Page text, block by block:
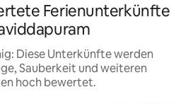
Ferienunterkünfte
Diese Unterkünfte werden
Sauberkeit und weiteren
hoch bewertet.